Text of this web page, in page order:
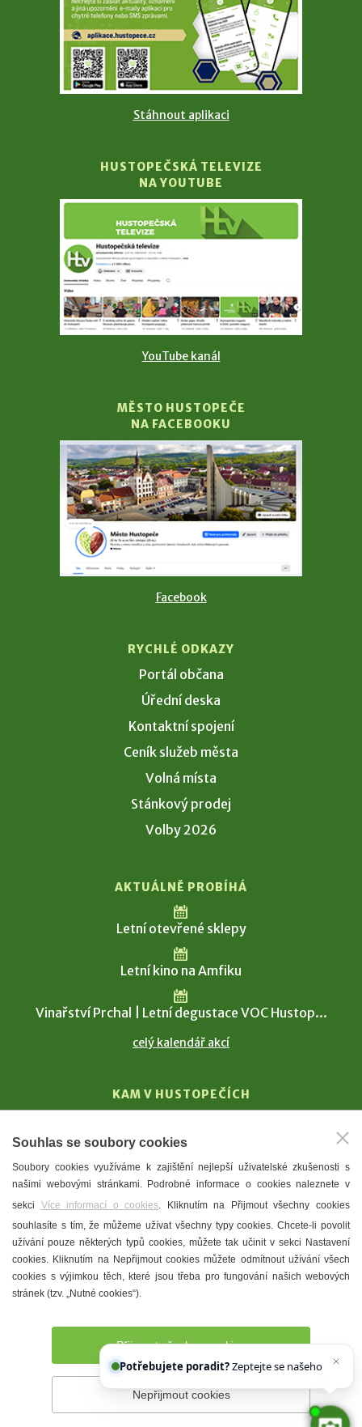
Stáhnout aplikaci
HUSTOPEČSKÁ TELEVIZE
NA YOUTUBE
YouTube kanál
MĚSTO HUSTOPEČE
NA FACEBOOKU
Facebook
RYCHLÉ ODKAZY
Portál občana
Úřední deska
Kontaktní spojení
Ceník služeb města
Volná místa
Stánkový prodej
Volby 2026
AKTUÁLNĚ PROBÍHÁ
Letní otevřené sklepy
Letní kino na Amfiku
Vinařství Prchal | Letní degustace VOC Hustop...
celý kalendář akcí
KAM V HUSTOPEČÍCH
T. G. Masaryk
Mandloně
Ubytování
Restaurace
Městské muzeum a galerie
Denní meníčka
Prohlášení o přístupnosti Správce webu
Souhlas se soubory cookies
Soubory cookies využíváme k zajištění nejlepší uživatelské zkušenosti s
našimi webovými stránkami. Podrobné informace o cookies naleznete v
sekci Více informací o cookies. Kliknutím na Přijmout všechny cookies
souhlasíte s tím, že můžeme užívat všechny typy cookies. Chcete-li povolit
užívání pouze některých typů cookies, můžete tak učinit v sekci Nastavení
cookies. Kliknutím na Nepřijmout cookies můžete odmítnout užívání všech
cookies s výjimkou těch, které jsou třeba pro fungování našich webových
stránek (tzv. „Nutné cookies“).
Přijmout všechny cookies
Nepřijmout cookies
Potřebujete poradit? Zeptejte se našeho asistenta